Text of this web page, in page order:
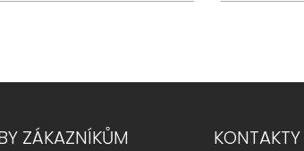
ZÁKAZNÍKŮM KONTAKTY